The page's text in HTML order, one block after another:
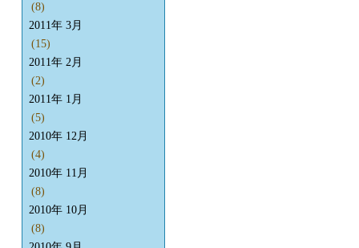
(8)
2011年 3月
(15)
2011年 2月
(2)
2011年 1月
(5)
2010年 12月
(4)
2010年 11月
(8)
2010年 10月
(8)